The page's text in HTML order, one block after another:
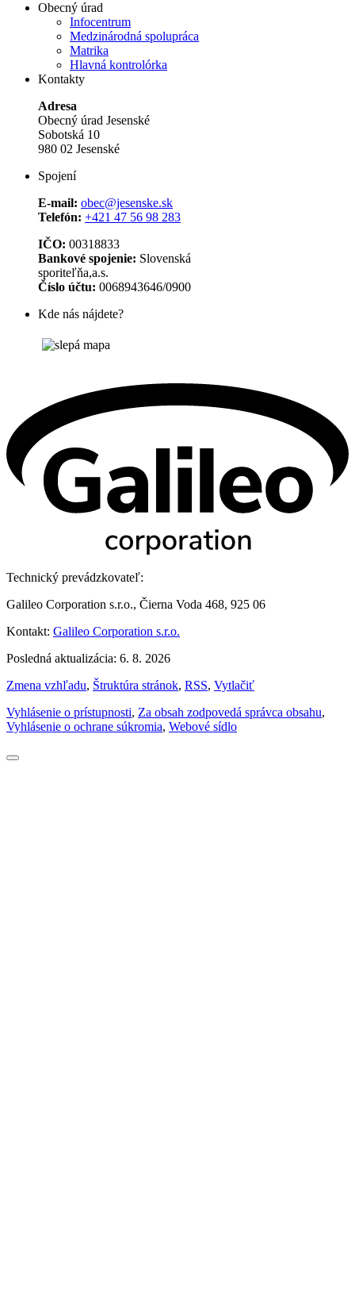
Obecný úrad
Infocentrum
Medzinárodná spolupráca
Matrika
Hlavná kontrolórka
Kontakty
Adresa
Obecný úrad Jesenské
Sobotská 10
980 02 Jesenské
Spojení
E-mail: obec@jesenske.sk
Telefón: +421 47 56 98 283
IČO: 00318833
Bankové spojenie: Slovenská
sporiteľňa,a.s.
Číslo účtu: 0068943646/0900
Kde nás nájdete?
Technický prevádzkovateľ:
Galileo Corporation s.r.o., Čierna Voda 468, 925 06
Kontakt: Galileo Corporation s.r.o.
Posledná aktualizácia: 6. 8. 2026
Zmena vzhľadu, Štruktúra stránok, RSS, Vytlačiť
Vyhlásenie o prístupnosti, Za obsah zodpovedá správca obsahu,
Vyhlásenie o ochrane súkromia, Webové sídlo